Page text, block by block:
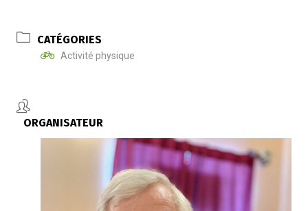
CATÉGORIES
Activité physique
ORGANISATEUR